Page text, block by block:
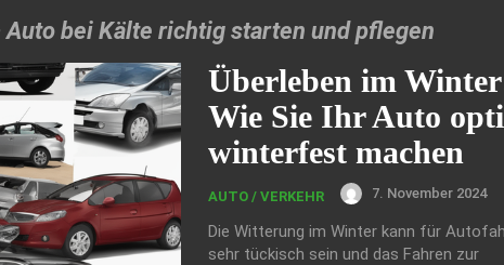
Auto bei Kälte richtig starten und pflegen
Überleben im
Wie Sie Ihr Auto
winterfest machen
AUTO / VERKEHR 7. November 2024
Die Witterung im Winter kann für
sehr tückisch sein und das Fahren zur